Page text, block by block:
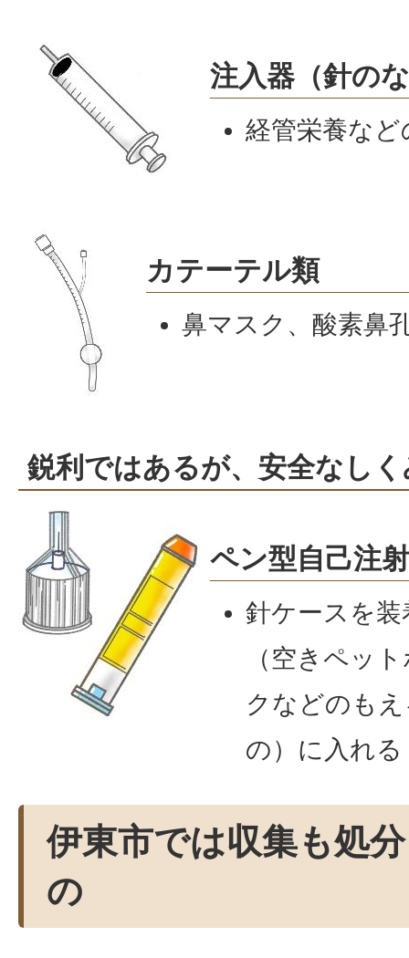
注入器（針の
経管栄養など
カテーテル類
鼻マスク、酸素鼻
鋭利ではあるが、安全なし
ペン型自己注
針ケースを
（空きペッ
クなどのも
の）に入れる
伊東市では収集も処
の